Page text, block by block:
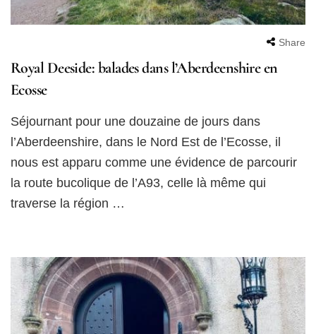
Share
Royal Deeside: balades dans l’Aberdeenshire en
Ecosse
Séjournant pour une douzaine de jours dans
l’Aberdeenshire, dans le Nord Est de l’Ecosse, il
nous est apparu comme une évidence de parcourir
la route bucolique de l’A93, celle là même qui
traverse la région …